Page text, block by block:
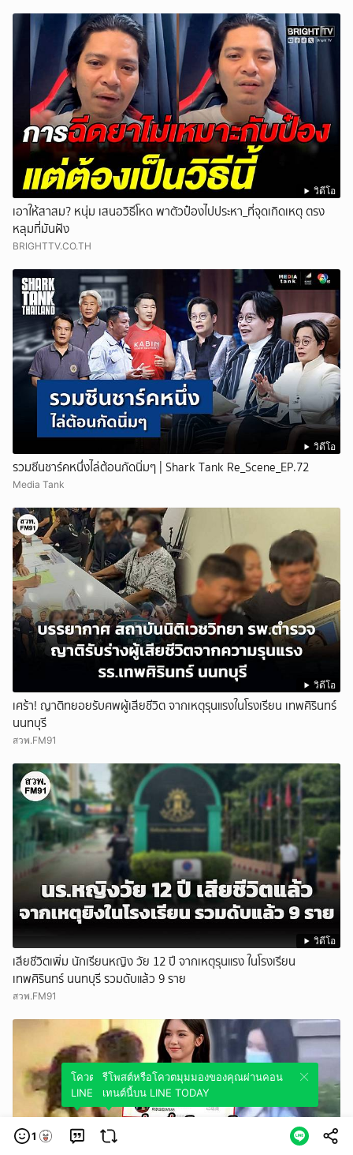
วิดีโอ
เอาให้สาสม? หนุ่ม เสนอวิธีโหด พาตัวป๋องไปประหา_ที่จุดเกิดเหตุ ตรง
หลุมที่มันฝัง
BRIGHTTV.CO.TH
วิดีโอ
รวมซีนชาร์คหนึ่งไล่ต้อนกัดนิ่มๆ | Shark Tank Re_Scene_EP.72
Media Tank
วิดีโอ
เศร้า! ญาติทยอยรับศพผู้เสียชีวิต จากเหตุรุนแรงในโรงเรียน เทพศิรินทร์
นนทบุรี
สวพ.FM91
วิดีโอ
เสียชีวิตเพิ่ม นักเรียนหญิง วัย 12 ปี จากเหตุรุนแรง ในโรงเรียน
เทพศิรินทร์ นนทบุรี รวมดับแล้ว 9 ราย
สวพ.FM91
1
โควตมุมมองของคุณผ่านคอนเทนต์นี้บน
LINE TODAY
รีโพสต์หรือโควตมุมมองของคุณผ่านคอน
เทนต์นี้บน LINE TODAY